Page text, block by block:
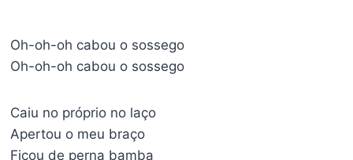
Oh-oh-oh cabou o sossego
Oh-oh-oh cabou o sossego
Caiu no próprio no laço
Apertou o meu braço
Ficou de perna bamba